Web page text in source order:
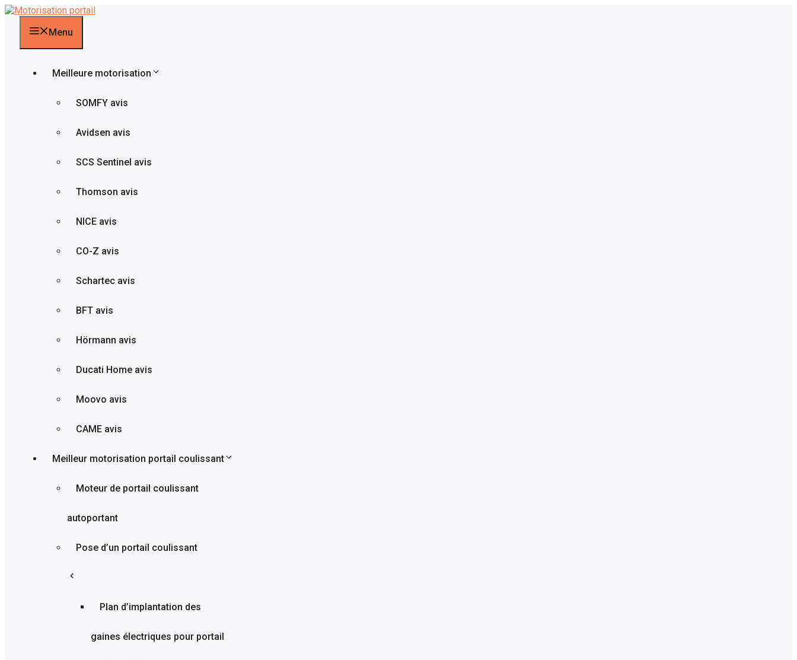
Aller
contenu
Menu
Meilleure motorisation
SOMFY avis
Avidsen avis
SCS Sentinel avis
Thomson avis
NICE avis
CO-Z avis
Schartec avis
BFT avis
Hörmann avis
Ducati Home avis
Moovo avis
CAME avis
Meilleur motorisation portail coulissant
Moteur de portail coulissant
autoportant
Pose d’un portail coulissant
Plan d’implantation des
gaines électriques pour portail